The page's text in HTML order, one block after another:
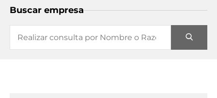
Buscar empresa